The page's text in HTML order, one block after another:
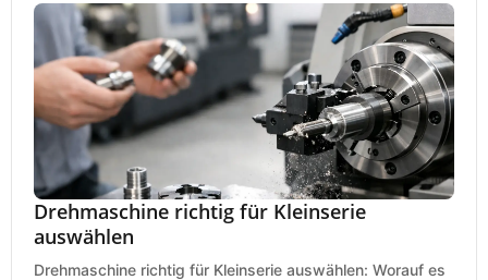
Drehmaschine richtig für Kleinserie
auswählen
Drehmaschine richtig für Kleinserie auswählen: Worauf es